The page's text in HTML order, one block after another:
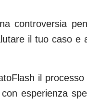
controversia
il tuo caso e
il processo
esperienza